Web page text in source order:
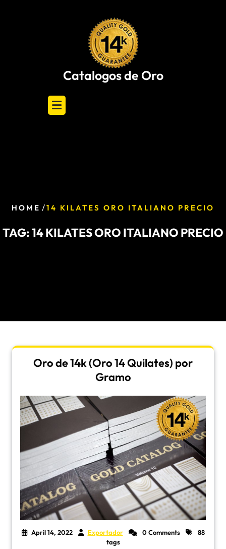
Catalogos de Oro
HOME /14 KILATES ORO ITALIANO PRECIO
TAG:14 KILATES ORO ITALIANO PRECIO
Oro de 14k (Oro 14 Quilates) por
Gramo
April 14, 2022 Exportador 0 Comments
88
tags